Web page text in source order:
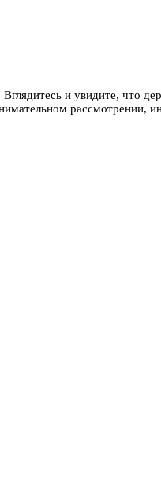
и увидите, что
рассмотрении,